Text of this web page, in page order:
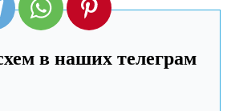
в наших телеграм